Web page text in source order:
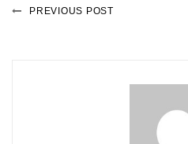
PREVIOUS POST